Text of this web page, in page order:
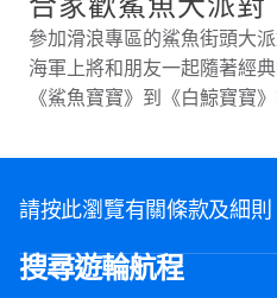
合家歡鯊魚大派對
參加滑浪專區的鯊魚街頭大
海軍上將和朋友一起隨著經
《鯊魚寶寶》到《白鯨寶寶
請按此瀏覽有關條款及細則
搜尋遊輪航程